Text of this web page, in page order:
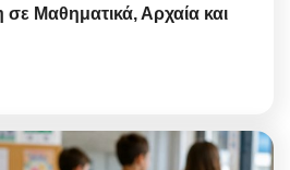
Μαθηματικά, Αρχαία και